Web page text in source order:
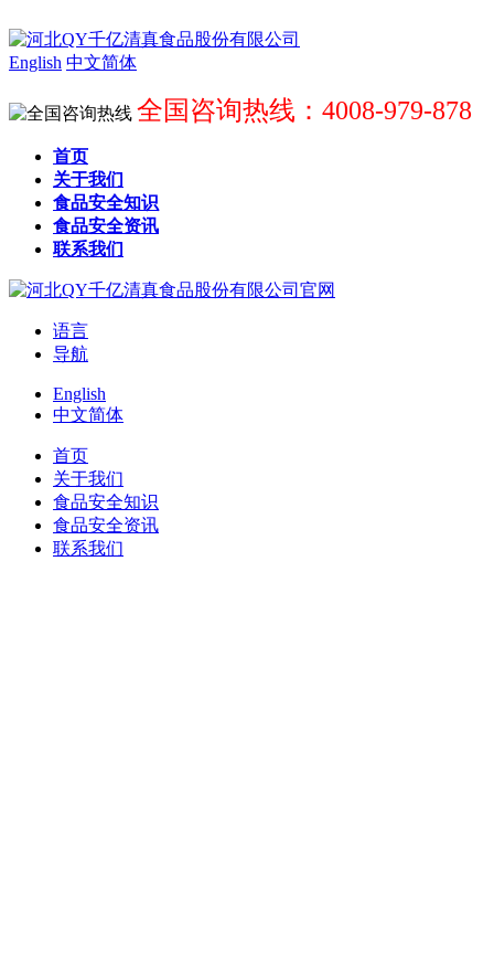
English 中文简体
全国咨询热线：4008-979-878
首页
关于我们
食品安全知识
食品安全资讯
联系我们
语言
导航
English
中文简体
首页
关于我们
食品安全知识
食品安全资讯
联系我们